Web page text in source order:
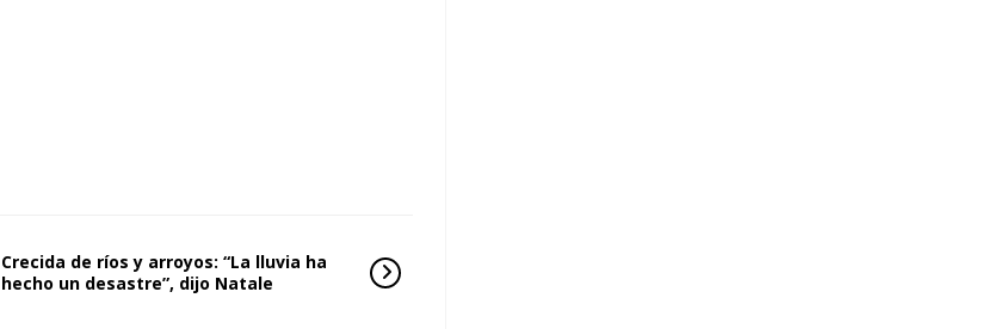
Crecida de ríos y arroyos: “La lluvia ha
hecho un desastre”, dijo Natale